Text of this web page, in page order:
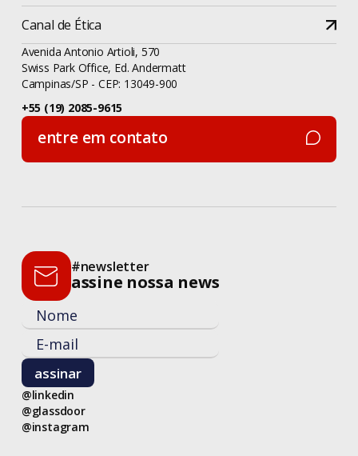
Canal de Ética
Avenida Antonio Artioli, 570
Swiss Park Office, Ed. Andermatt
Campinas/SP - CEP: 13049-900
+55 (19) 2085-9615
entre em contato
entre em contato
#newsletter
assine nossa news
@linkedin
@glassdoor
@instagram